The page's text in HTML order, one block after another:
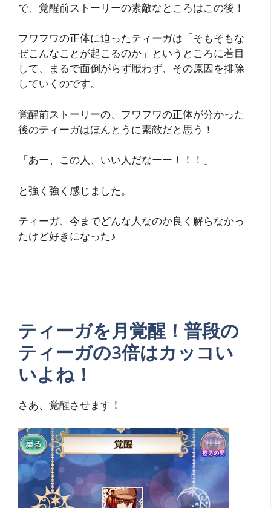
で、覚醒前ストーリーの素敵なところはこの後！
フワフワの正体に迫ったティーガは「そもそもな
ぜこんなことが起こるのか」というところに着目
して、まるで面倒がらず厭わず、その原因を排除
していくのです。
覚醒前ストーリーの、フワフワの正体が分かった
後のティーガはほんとうに素敵だと思う！
「あー、この人、いい人だなーー！！！」
と強く強く感じました。
ティーガ、今までどんな人なのか良く解らなかっ
たけど好きになった♪
ティーガを月覚醒！普段の
ティーガの3倍はカッコい
いよね！
さあ、覚醒させます！